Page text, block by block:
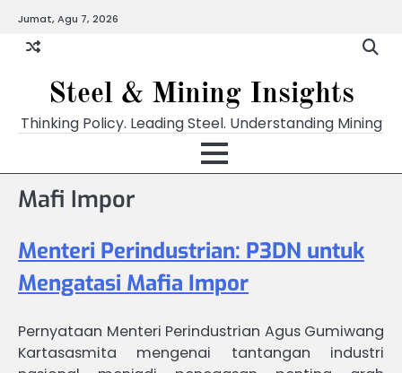
content
Jumat, Agu 7, 2026
Steel & Mining Insights
Thinking Policy. Leading Steel. Understanding Mining
Mafi Impor
Menteri Perindustrian: P3DN untuk
Mengatasi Mafia Impor
Pernyataan Menteri Perindustrian Agus Gumiwang
Kartasasmita mengenai tantangan industri